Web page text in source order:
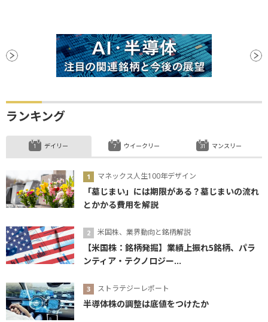
ランキング
デイリー
マネックス人生100年デザイン
「墓じまい」には期限がある？墓じまいの流れ
とかかる費用を解説
米国株、業界動向と銘柄解説
【米国株：銘柄発掘】業績上振れ5銘柄、パラ
ンティア・テクノロジー...
ストラテジーレポート
半導体株の調整は底値をつけたか
ウイークリー マンスリー